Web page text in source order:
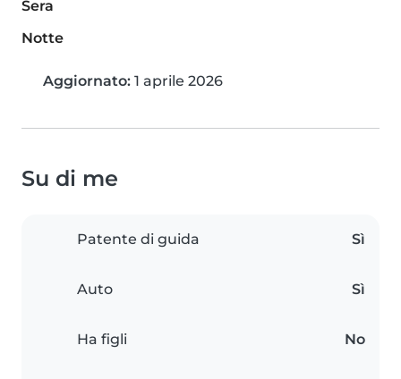
Sera
Notte
Aggiornato: 1 aprile 2026
Su di me
Patente di guida Sì
Auto Sì
Ha figli No